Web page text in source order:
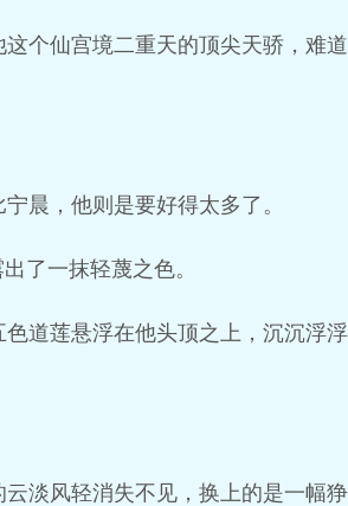
个仙宫境二重天的顶尖天骄，难
晨，他则是要好得太多了。
了一抹轻蔑之色。
道莲悬浮在他头顶之上，沉沉浮
淡风轻消失不见，换上的是一幅狰